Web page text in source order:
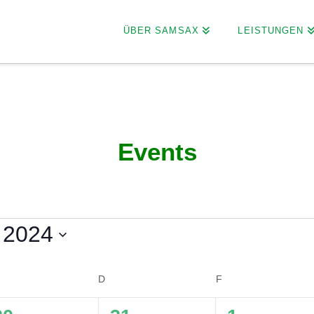
ÜBER SAMSAX LEISTUNGEN
Events
D F